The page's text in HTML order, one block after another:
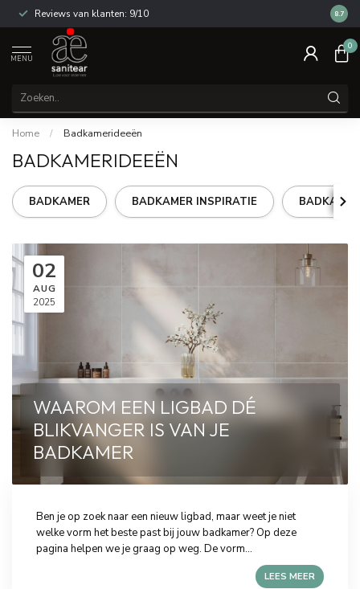
Reviews van klanten: 9/10 14
8.7
MENU
0
Home / Badkamerideeën
BADKAMERIDEEËN
BADKAMER BADKAMER INSPIRATIE
02
AUG
2025
WAAROM EEN LIGBAD DÉ
BLIKVANGER IS VAN JE
BADKAMER
Ben je op zoek naar een nieuw ligbad, maar weet je niet
welke vorm het beste past bij jouw badkamer? Op deze
pagina helpen we je graag op weg. De vorm...
LEES MEER